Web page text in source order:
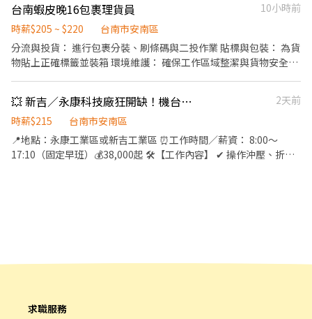
16:00 💰 $200 + $15 = $215/H 起 🔸【晚班】16:00－01:00 💰 $215
+ $35 = $250/H 起 🔸【夜班】22:00－07:00 💰 $230 + $50 = $280/H
起 ══════════════════ 📍 安南三倉 ➡️地址：
台南市安定區安新二路688號 ➡️可報到日：每週一、四（排休） ➡️
班】17:00－02:00 💰 $215 + $35 = $250/H 起 🔸【大夜班】23:00－
08:00（有週休） 💰 $230 + $50 = $280/H 起
永康區蔦松三街117號 ➡️可報到日：每週三（排休） ➡️班別 / 時薪
🔸【早班】07:00－16:00 💰 $200 + $10 = $210/H 起 🔸【早班短時
台南蝦皮晚16包裹理貨員
10小時前
時薪$205 ~ $220
台南市安南區
分流與投貨： 進行包裹分裝、刷條碼與二投作業 貼標與包裝： 為貨
物貼上正確標籤並裝箱 環境維護： 確保工作區域整潔與貨物安全擺
💥 新吉／永康科技廠狂開缺！機台操作員｜週休六日｜快速錄取上工🔥
2天前
時薪$215
台南市安南區
📍地點：永康工業區或新吉工業區 ⏰工作時間／薪資： 8:00～
17:10（固定早班）💰38,000起 🛠️【工作內容】 ✔ 操作沖壓、折
求職服務